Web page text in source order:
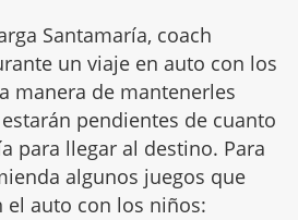
Santamaría, coach
un viaje en auto con los
manera de mantenerles
pendientes de cuanto
para llegar al destino. Para
algunos juegos que
auto con los niños: